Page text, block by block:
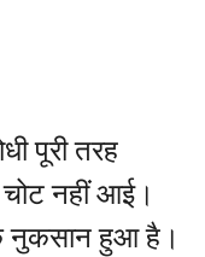
पूरी तरह
चोट नहीं आई।
नुकसान हुआ है।